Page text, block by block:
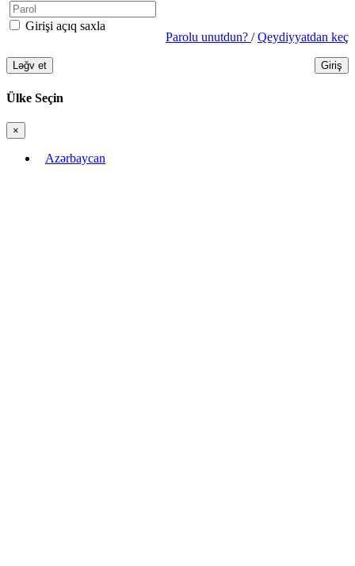
Girişi açıq saxla
Parolu unutdun? /Qeydiyyatdan keç
Ləğv et Giriş
Ülke Seçin
×
Bağla
Azərbaycan